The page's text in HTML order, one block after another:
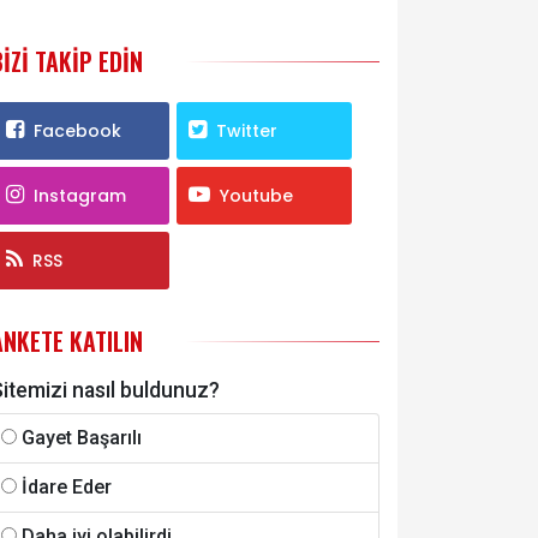
TAKIP EDIN
Facebook Twitter
Instagram Youtube
RSS
KATILIN
nasıl buldunuz?
Gayet Başarılı
İdare Eder